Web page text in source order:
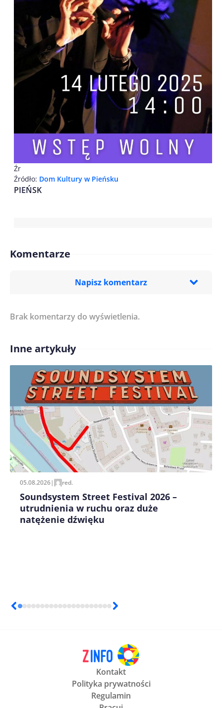
Źr
Źródło: Dom Kultury w Pieńsku
PIEŃSK
Komentarze
Napisz komentarz
Treść komentarza*
Imię/ Nick*
Zapamiętaj moje dane w tej przeglądarce podczas
pisania kolejnych komentarzy.
Brak komentarzy do wyświetlenia.
Inne artykuły
05.08.2026| red.
Soundsystem Street Festival 2026 –
utrudnienia w ruchu oraz duże
natężenie dźwięku
Kontakt
Polityka prywatności
Regulamin